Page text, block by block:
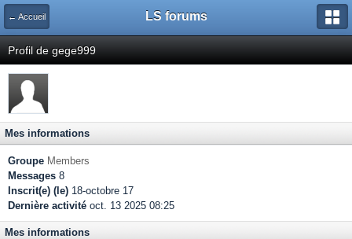
← Accueil LS forums
Profil de gege999
Mes informations
Groupe Members
Messages 8
Inscrit(e) (le) 18-octobre 17
Dernière activité oct. 13 2025 08:25
Mes informations